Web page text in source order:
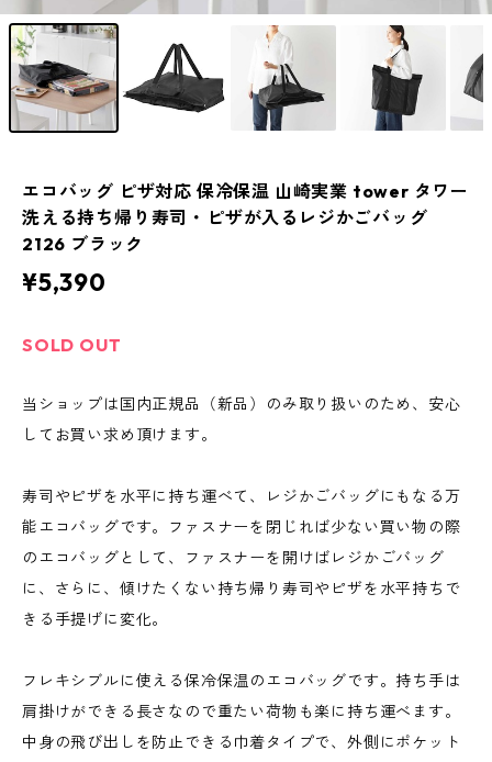
エコバッグ ピザ対応 保冷保温 山崎実業 tower タワー
洗える持ち帰り寿司・ピザが入るレジかごバッグ
2126 ブラック
¥5,390
SOLD OUT
当ショップは国内正規品（新品）のみ取り扱いのため、安心
してお買い求め頂けます。
寿司やピザを水平に持ち運べて、レジかごバッグにもなる万
能エコバッグです。ファスナーを閉じれば少ない買い物の際
のエコバッグとして、ファスナーを開けばレジかごバッグ
に、さらに、傾けたくない持ち帰り寿司やピザを水平持ちで
きる手提げに変化。
フレキシブルに使える保冷保温のエコバッグです。持ち手は
肩掛けができる長さなので重たい荷物も楽に持ち運べます。
中身の飛び出しを防止できる巾着タイプで、外側にポケット